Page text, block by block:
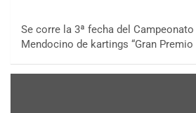
Se corre la 3ª fecha del Campeonato
Mendocino de kartings “Gran Premio